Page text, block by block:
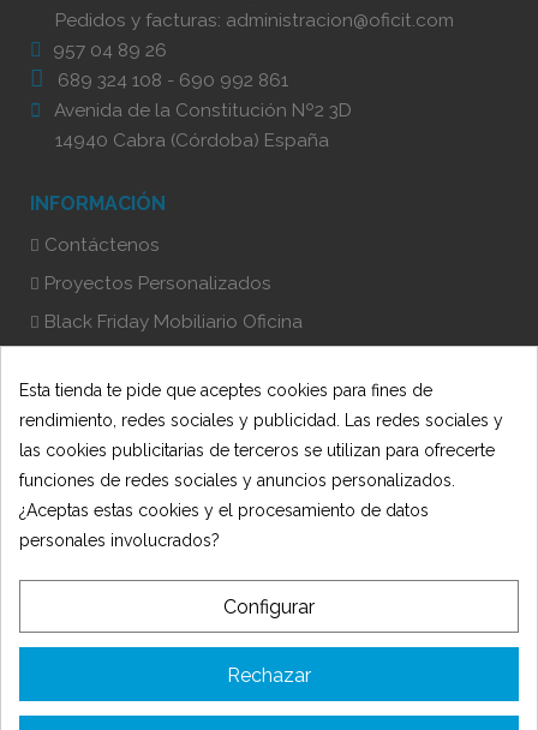
Pedidos y facturas: administracion@oficit.com
957 04 89 26
689 324 108 - 690 992 861
Avenida de la Constitución Nº2 3D
14940 Cabra (Córdoba) España
INFORMACIÓN
Contáctenos
Proyectos Personalizados
Black Friday Mobiliario Oficina
LEGAL
Aviso legal y Política de Privacidad
Términos y condiciones
Esta tienda te pide que aceptes cookies para fines de
rendimiento, redes sociales y publicidad. Las redes sociales y
las cookies publicitarias de terceros se utilizan para ofrecerte
funciones de redes sociales y anuncios personalizados.
¿Aceptas estas cookies y el procesamiento de datos
personales involucrados?
Configurar
Rechazar